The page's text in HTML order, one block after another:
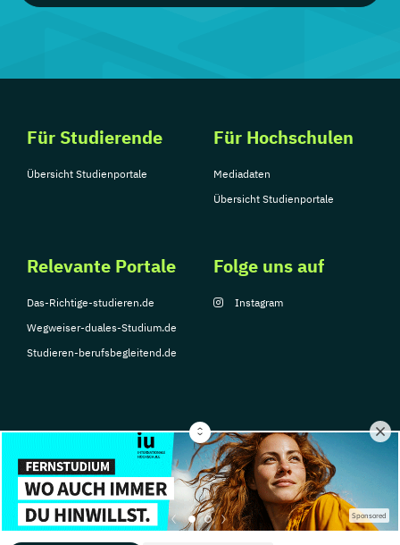
Sponsored
Für Studierende
Übersicht Studienportale
Für Hochschulen
Mediadaten
Übersicht Studienportale
Relevante Portale
Das-Richtige-studieren.de
Wegweiser-duales-Studium.de
Studieren-berufsbegleitend.de
Folge uns auf
Instagram
© Copyright 2026, TarGroup Media GmbH
Impressum
Datenschutzerklärung Nutzungsbedingungen